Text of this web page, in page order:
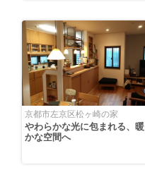
京都市左京区松ヶ崎の家
やわらかな光に包まれる、暖
かな空間へ